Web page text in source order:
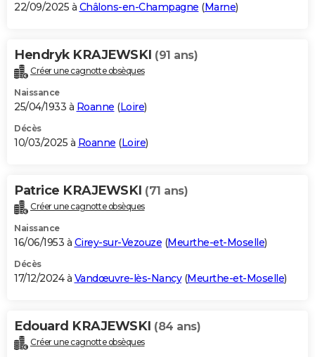
22/09/2025 à Châlons-en-Champagne (Marne)
Hendryk KRAJEWSKI (91 ans)
Créer une cagnotte obsèques
Naissance
25/04/1933 à Roanne (Loire)
Décès
10/03/2025 à Roanne (Loire)
Patrice KRAJEWSKI (71 ans)
Créer une cagnotte obsèques
Naissance
16/06/1953 à Cirey-sur-Vezouze (Meurthe-et-Moselle)
Décès
17/12/2024 à Vandœuvre-lès-Nancy(Meurthe-et-Moselle)
Edouard KRAJEWSKI (84 ans)
Créer une cagnotte obsèques